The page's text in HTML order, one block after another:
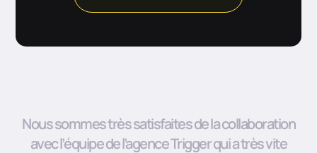
Nous sommes très satisfaites de la collaboration
avec l’équipe de l’agence Trigger qui a très vite